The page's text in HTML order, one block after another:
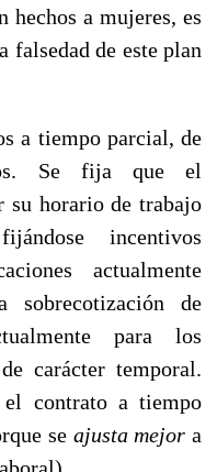
hechos a mujeres, es
falsedad de este plan
a tiempo parcial, de
Se fija que el
su horario de trabajo
incentivos
actualmente
de
para los
carácter temporal.
contrato a tiempo
se ajusta mejor a